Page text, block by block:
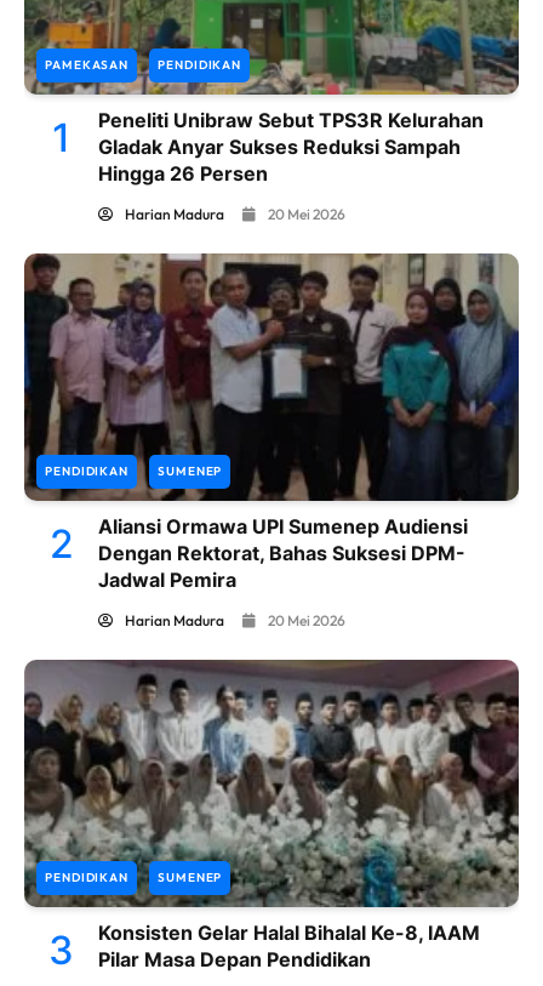
PAMEKASAN PENDIDIKAN
1
Peneliti Unibraw Sebut TPS3R Kelurahan
Gladak Anyar Sukses Reduksi Sampah
Hingga 26 Persen
Harian Madura 20 Mei 2026
PENDIDIKAN SUMENEP
2
Aliansi Ormawa UPI Sumenep Audiensi
Dengan Rektorat, Bahas Suksesi DPM-
Jadwal Pemira
Harian Madura 20 Mei 2026
PENDIDIKAN SUMENEP
3
Konsisten Gelar Halal Bihalal Ke-8, IAAM
Pilar Masa Depan Pendidikan